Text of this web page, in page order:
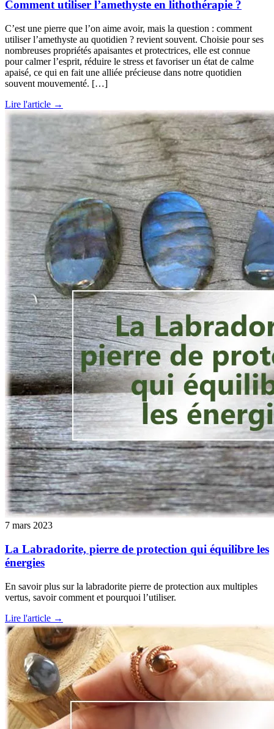
Comment utiliser l’amethyste en lithothérapie ?
C’est une pierre que l’on aime avoir, mais la question : comment
utiliser l’amethyste au quotidien ? revient souvent. Choisie pour ses
nombreuses propriétés apaisantes et protectrices, elle est connue
pour calmer l’esprit, réduire le stress et favoriser un état de calme
apaisé, ce qui en fait une alliée précieuse dans notre quotidien
souvent mouvementé. […]
Lire l'article →
7 mars 2023
La Labradorite, pierre de protection qui équilibre les
énergies
En savoir plus sur la labradorite pierre de protection aux multiples
vertus, savoir comment et pourquoi l’utiliser.
Lire l'article →